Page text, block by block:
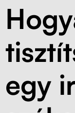
Íróasztalok
Kiegészítők
Forgószék
PC tartó
Monitortartó
Kerekek
Referenciák
Galéria
Rólunk
Kapcsolat
egy